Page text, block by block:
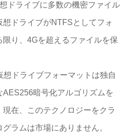
ドライブに多数の機密ファイル
想ドライブがNTFSとしてフォ
限り、4Gを超えるファイルを保
想ドライブフォーマットは独自
暗号化アルゴリズムを
在、このテクノロジーをクラ
ラムは市場にありません。